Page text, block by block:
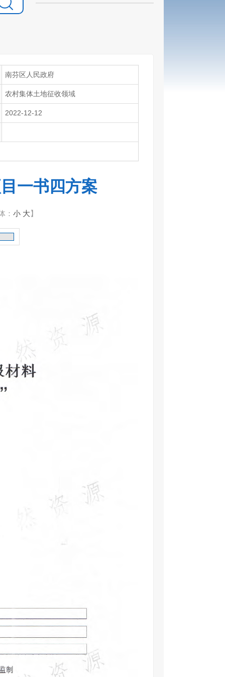
南芬区人民政府
农村集体土地征收领域
2022-12-12
一书四方案
： 小 大】